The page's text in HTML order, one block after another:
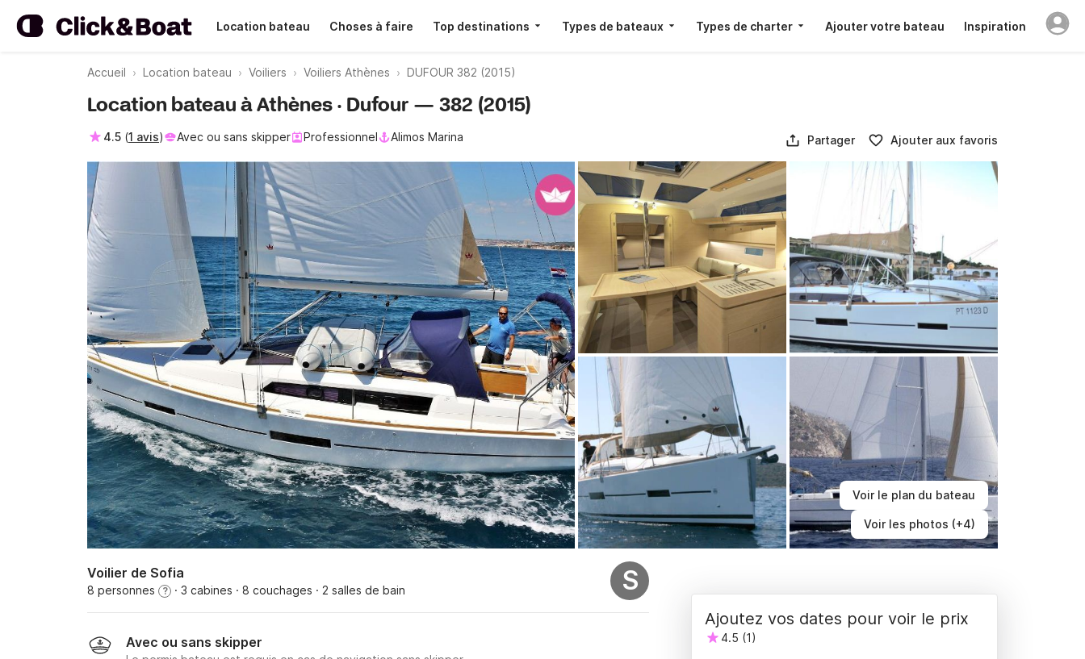
Location bateau Choses à faire Top destinations Types de bateaux Types de charter Ajouter votre bateau Inspiration
Accueil Location bateau Voiliers Voiliers Athènes DUFOUR 382 (2015)
Voir le plan du bateau
Voir les photos (+4)
Location bateau à Athènes · Dufour — 382 (2015)
4.5 (1 avis) Avec ou sans skipper Professionnel Alimos Marina Partager Ajouter aux favoris
Voilier de Sofia
8 personnes ? · 3 cabines · 8 couchages · 2 salles de bain S
Avec ou sans skipper
Ajoutez vos dates pour voir le prix
4.5 (1)